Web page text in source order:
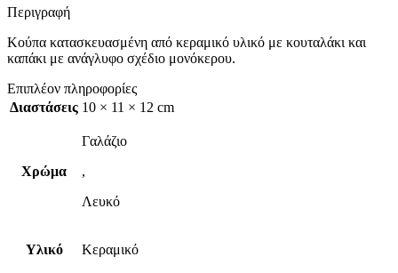
Περιγραφή
Κούπα κατασκευασμένη από κεραμικό υλικό με κουταλάκι και
καπάκι με ανάγλυφο σχέδιο μονόκερου.
Επιπλέον πληροφορίες
Διαστάσεις 10 × 11 × 12 cm
Χρώμα
Γαλάζιο
,
Λευκό
Υλικό Κεραμικό